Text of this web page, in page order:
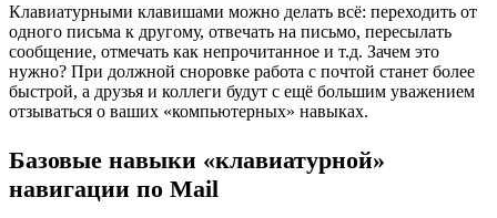
Клавиатурными клавишами можно делать всё: переходить от
одного письма к другому, отвечать на письмо, пересылать
сообщение, отмечать как непрочитанное и т.д. Зачем это
нужно? При должной сноровке работа с почтой станет более
быстрой, а друзья и коллеги будут с ещё большим уважением
отзываться о ваших «компьютерных» навыках.
Базовые навыки «клавиатурной»
навигации по Mail